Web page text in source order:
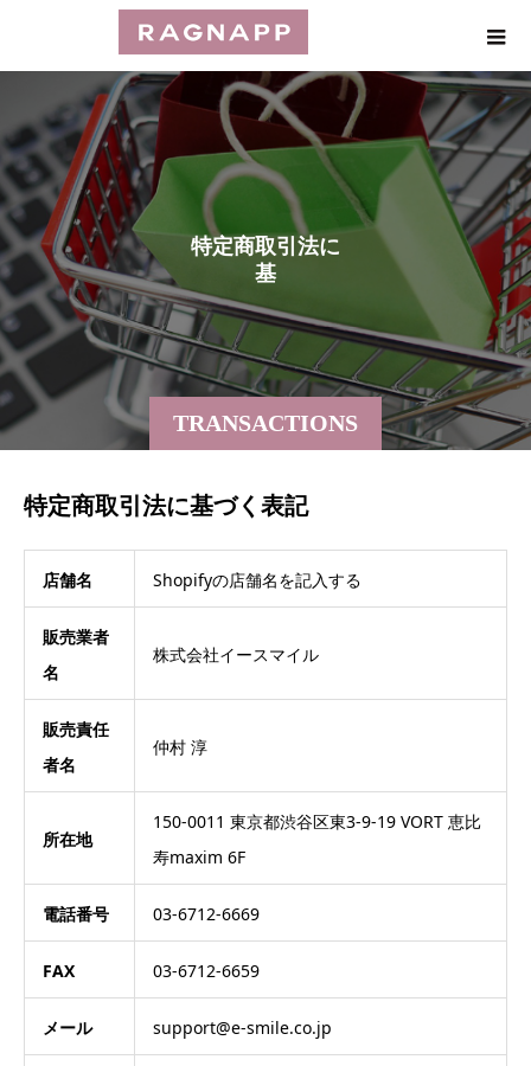
TRANSACTIONS
特定商取引 法に
づ
特定商取引法に基づく表記
店舗名 Shopifyの店舗名を記入する
販売業者
名
株式会社イースマイル
販売責任
者名
仲村 淳
所在地
150-0011 東京都渋谷区東3-9-19 VORT 恵比
寿maxim 6F
電話番号 03-6712-6669
FAX 03-6712-6659
メール support@e-smile.co.jp